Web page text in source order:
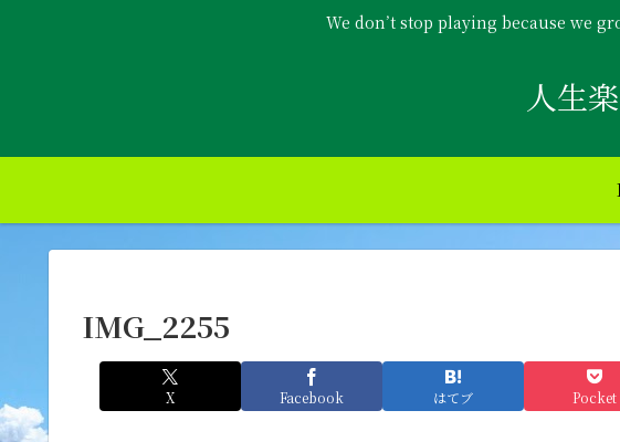
We don’t stop playing because we
人生
IMG_2255
X Facebook はてブ Pocket